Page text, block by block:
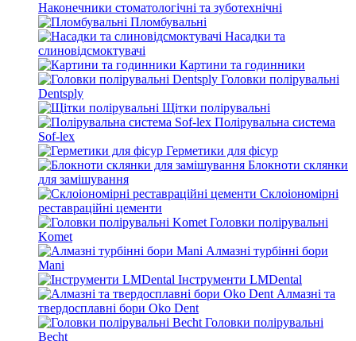
Наконечники стоматологічні та зуботехнічні
Пломбувальні
Насадки та
слиновідсмоктувачі
Картини та годинники
Головки полірувальні
Dentsply
Щітки полірувальні
Полірувальна система
Sof-lex
Герметики для фісур
Блокноти склянки
для замішування
Склоіономірні
реставраційні цементи
Головки полірувальні
Komet
Алмазні турбінні бори
Mani
Інструменти LMDental
Алмазні та
твердосплавні бори Oko Dent
Головки полірувальні
Becht